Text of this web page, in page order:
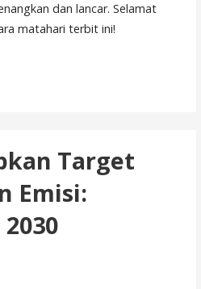
dan lancar. Selamat
matahari terbit ini!
Target
Emisi: